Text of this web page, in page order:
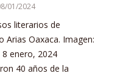
01/2024
literarios de
Arias Oaxaca. Imagen:
8 enero, 2024
40 años de la